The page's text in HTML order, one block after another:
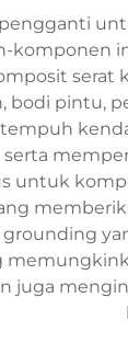
komponen
serat
bodi pintu,
untuk
juga